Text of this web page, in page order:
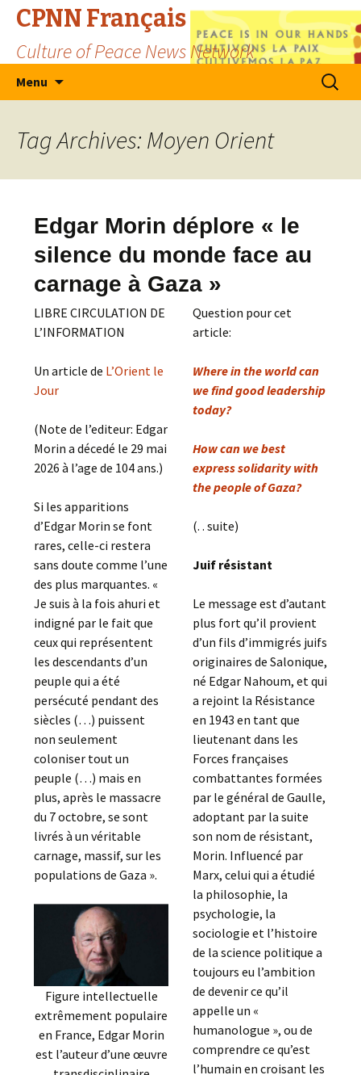
CPNN Français
Culture of Peace News Network
Menu
Search
for:
Tag Archives: Moyen Orient
Edgar Morin déplore « le
silence du monde face au
carnage à Gaza »
LIBRE CIRCULATION DE
L’INFORMATION
Un article de L’Orient le
Jour
(Note de l’editeur: Edgar
Morin a décedé le 29 mai
2026 à l’age de 104 ans.)
Si les apparitions
d’Edgar Morin se font
rares, celle-ci restera
sans doute comme l’une
des plus marquantes. «
Je suis à la fois ahuri et
indigné par le fait que
ceux qui représentent
les descendants d’un
peuple qui a été
persécuté pendant des
siècles (…) puissent
non seulement
coloniser tout un
peuple (…) mais en
plus, après le massacre
du 7 octobre, se sont
livrés à un véritable
carnage, massif, sur les
populations de Gaza ».
Figure intellectuelle
extrêmement populaire
en France, Edgar Morin
est l’auteur d’une œuvre
Question pour cet
article:
Where in the world can
we find good leadership
today?
How can we best
express solidarity with
the people of Gaza?
(. . suite)
Juif résistant
Le message est d’autant
plus fort qu’il provient
d’un fils d’immigrés juifs
originaires de Salonique,
né Edgar Nahoum, et qui
a rejoint la Résistance
en 1943 en tant que
lieutenant dans les
Forces françaises
combattantes formées
par le général de Gaulle,
adoptant par la suite
son nom de résistant,
Morin. Influencé par
Marx, celui qui a étudié
la philosophie, la
psychologie, la
sociologie et l’histoire
de la science politique a
toujours eu l’ambition
de devenir ce qu’il
appelle un «
humanologue », ou de
comprendre ce qu’est
l’humain en croisant les